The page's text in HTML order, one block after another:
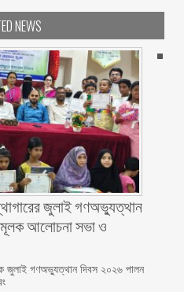
NEWS
জুলাই গণঅভ্যুত্থান
আলোচনা সভা ও
জুলাই গণঅভ্যুত্থান দিবস ২০২৬ পালন